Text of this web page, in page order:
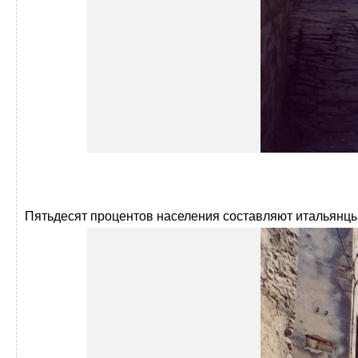
Пятьдесят процентов населения составляют